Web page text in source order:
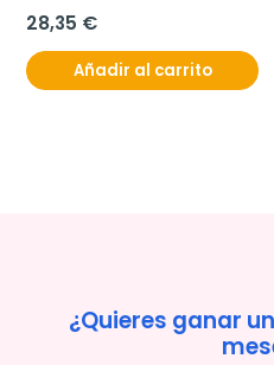
28,35 €
Añadir al carrito
¿Quieres ganar un